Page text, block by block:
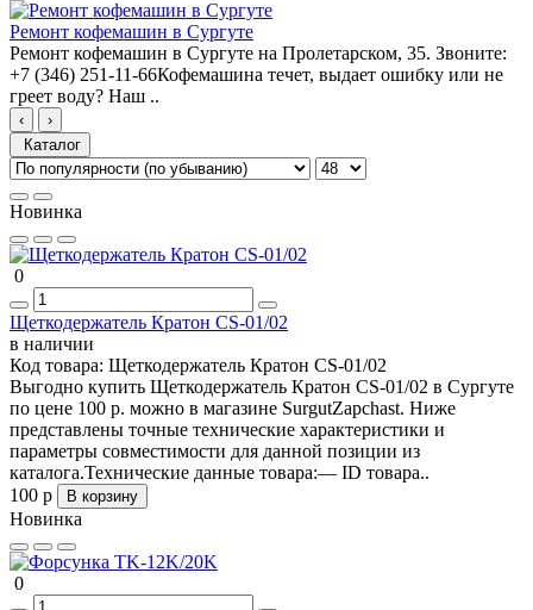
Ремонт кофемашин в Сургуте
Ремонт кофемашин в Сургуте на Пролетарском, 35. Звоните:
+7 (346) 251-11-66Кофемашина течет, выдает ошибку или не
греет воду? Наш ..
‹
›
Каталог
Новинка
0
Щеткодержатель Кратон CS-01/02
в наличии
Код товара: Щеткодержатель Кратон CS-01/02
Выгодно купить Щеткодержатель Кратон CS-01/02 в Сургуте
по цене 100 р. можно в магазине SurgutZapchast. Ниже
представлены точные технические характеристики и
параметры совместимости для данной позиции из
каталога.Технические данные товара:— ID товара..
100 р
В корзину
Новинка
0